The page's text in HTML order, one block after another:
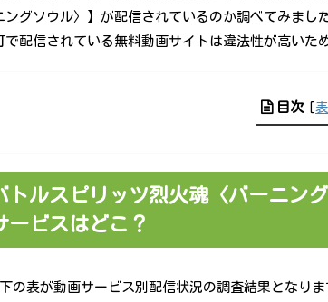
ングソウル〉】が配信されているのか調べてみまし
配信されている無料動画サイトは違法性が高いた
目次 [
トルスピリッツ烈火魂〈バーニン
ービスはどこ？
の表が動画サービス別配信状況の調査結果となり